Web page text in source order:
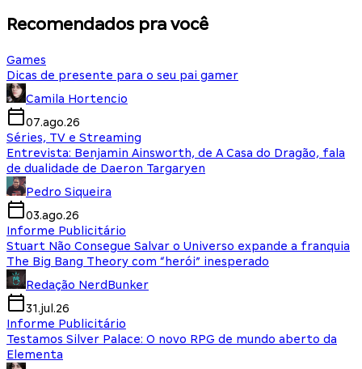
Recomendados pra você
Games
Dicas de presente para o seu pai gamer
Camila Hortencio
07.ago.26
Séries, TV e Streaming
Entrevista: Benjamin Ainsworth, de A Casa do Dragão, fala
de dualidade de Daeron Targaryen
Pedro Siqueira
03.ago.26
Informe Publicitário
Stuart Não Consegue Salvar o Universo expande a franquia
The Big Bang Theory com “herói” inesperado
Redação NerdBunker
31.jul.26
Informe Publicitário
Testamos Silver Palace: O novo RPG de mundo aberto da
Elementa